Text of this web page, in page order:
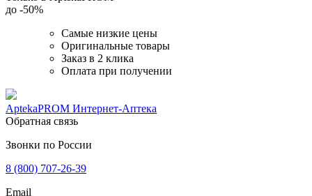
до -50%
Самые низкие цены
Оригинальные товары
Заказ в 2 клика
Оплата при получении
AptekaPROM Интернет-Аптека
Обратная связь
Звонки по России
8 (800) 707-26-39
Email